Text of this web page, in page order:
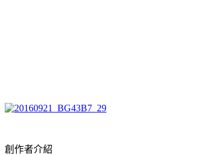
創作者介紹